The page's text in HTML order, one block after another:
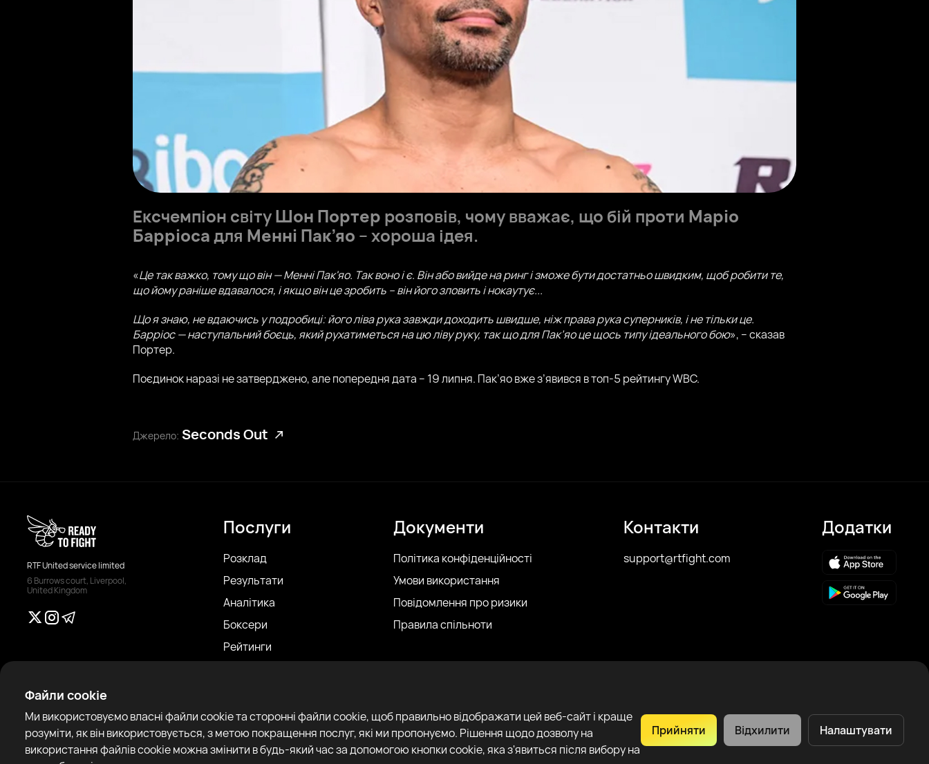
Файли cookie
Ми використовуємо власні файли cookie та сторонні файли cookie, щоб правильно відображати цей веб-сайт і краще
розуміти, як він використовується, з метою покращення послуг, які ми пропонуємо. Рішення щодо дозволу на
використання файлів cookie можна змінити в будь-який час за допомогою кнопки cookie, яка з'явиться після вибору на
Прийняти Відхилити Налаштувати
Ексчемпіон світуШон Портер розповів, чому вважає, що бій проти Маріо
Барріосадля Менні Пак’яо – хороша ідея.
«Це так важко, тому що він — Менні Пак'яо. Так воно і є. Він або вийде на ринг і зможе бути достатньо швидким, щоб робити те,
що йому раніше вдавалося, і якщо він це зробить – він його зловить і нокаутує...
Що я знаю, не вдаючись у подробиці: його ліва рука завжди доходить швидше, ніж права рука суперників, і не тільки це.
Барріос — наступальний боєць, який рухатиметься на цю ліву руку, так що для Пак’яо це щось типу ідеального бою», – сказав
Портер.
Поєдинок наразі не затверджено, але попередня дата – 19 липня. Пак’яо вже з’явився в топ-5 рейтингу WBC.
Джерело: Seconds Out
RTF United service limited
6 Burrows court, Liverpool,
United Kingdom
Послуги
Розклад
Результати
Аналітика
Боксери
Рейтинги
Sparring Finder
Документи
Політика конфіденційності
Умови використання
Повідомлення про ризики
Правила спільноти
Контакти
support@rtfight.com
Додатки